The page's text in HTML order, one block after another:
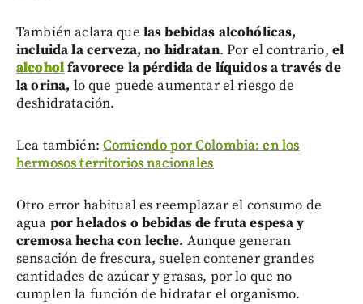
También aclara que las bebidas alcohólicas,
incluida la cerveza, no hidratan. Por el contrario, el
alcoholfavorece la pérdida de líquidos a través de
la orina, lo que puede aumentar el riesgo de
deshidratación.
Lea también: Comiendo por Colombia: en los
hermosos territorios nacionales
Otro error habitual es reemplazar el consumo de
agua por helados o bebidas de fruta espesa y
cremosa hecha con leche. Aunque generan
sensación de frescura, suelen contener grandes
cantidades de azúcar y grasas, por lo que no
cumplen la función de hidratar el organismo.